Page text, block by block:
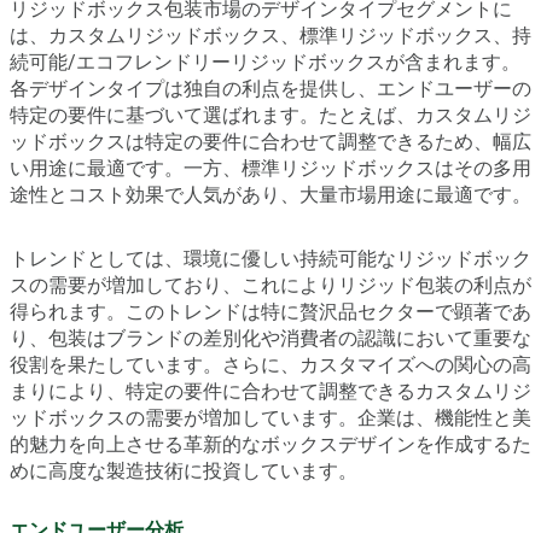
リジッドボックス包装市場のデザインタイプセグメントに
は、カスタムリジッドボックス、標準リジッドボックス、持
続可能/エコフレンドリーリジッドボックスが含まれます。
各デザインタイプは独自の利点を提供し、エンドユーザーの
特定の要件に基づいて選ばれます。たとえば、カスタムリジ
ッドボックスは特定の要件に合わせて調整できるため、幅広
い用途に最適です。一方、標準リジッドボックスはその多用
途性とコスト効果で人気があり、大量市場用途に最適です。
トレンドとしては、環境に優しい持続可能なリジッドボック
スの需要が増加しており、これによりリジッド包装の利点が
得られます。このトレンドは特に贅沢品セクターで顕著であ
り、包装はブランドの差別化や消費者の認識において重要な
役割を果たしています。さらに、カスタマイズへの関心の高
まりにより、特定の要件に合わせて調整できるカスタムリジ
ッドボックスの需要が増加しています。企業は、機能性と美
的魅力を向上させる革新的なボックスデザインを作成するた
めに高度な製造技術に投資しています。